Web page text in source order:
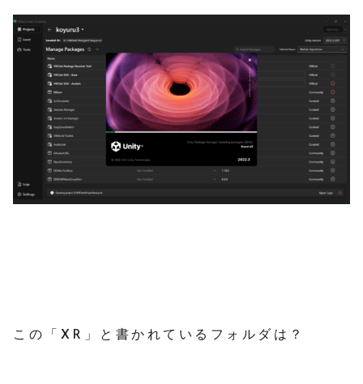
この「XR」と書かれているフォルダは？